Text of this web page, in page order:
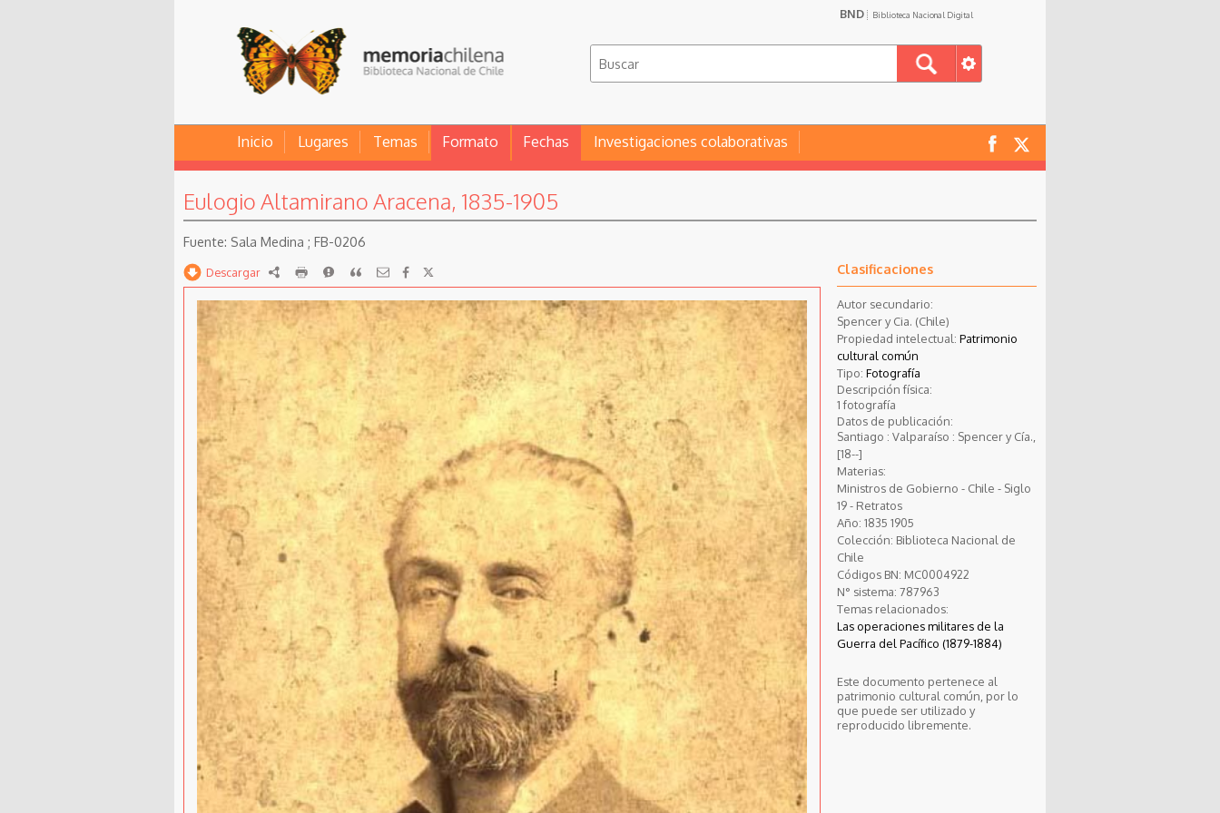
BND Biblioteca Nacional Digital
Inicio Lugares Temas Formato Fechas Investigaciones colaborativas
Eulogio Altamirano Aracena, 1835-1905
Sala Medina ; FB-0206
Descargar RDF imprimirReportarCitar Clasificaciones
Autor secundario:
Spencer y Cia. (Chile)
Propiedad intelectual: Patrimonio
cultural común
Tipo: Fotografía
Descripción física:
1 fotografía
Datos de publicación:
Santiago : Valparaíso : Spencer y Cía.,
[18--]
Materias:
Ministros de Gobierno - Chile - Siglo
19 - Retratos
Año: 1835 1905
Colección: Biblioteca Nacional de
Chile
Códigos BN: MC0004922
N° sistema: 787963
Temas relacionados:
Las operaciones militares de la
Guerra del Pacífico (1879-1884)
Este documento pertenece al
patrimonio cultural común, por lo
que puede ser utilizado y
reproducido libremente.